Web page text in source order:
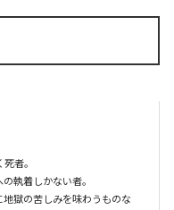
者。
執着しかない者。
獄の苦しみを味わうものな